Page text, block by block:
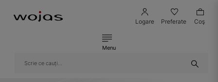
Logare Preferate Coş
Menu